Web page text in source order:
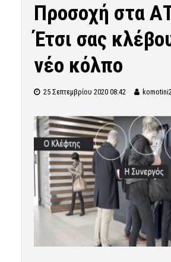
Προσοχή στα
Έτσι σας
νέο κόλπο
25 Σεπτεμβρίου 2020 08:42